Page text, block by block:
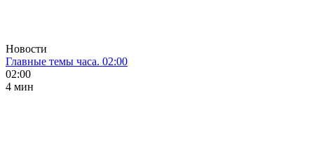
Новости
Главные темы часа. 02:00
02:00
4 мин